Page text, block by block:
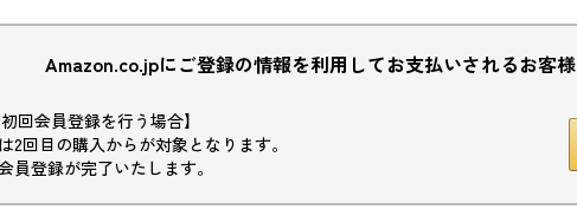
Amazon.co.jpにご登録の情報を利用してお支払いされるお客様
回会員登録を行う場合】
2回目の購入からが対象となります。
員登録が完了いたします。